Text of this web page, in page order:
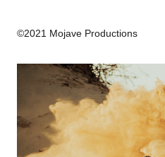
©2021 Mojave Productions